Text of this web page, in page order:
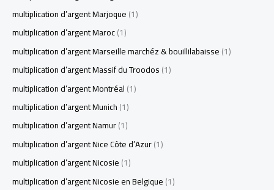
multiplication d’argent Marjoque(1)
multiplication d’argent Maroc(1)
multiplication d’argent Marseille marchéz & bouillilabaisse(1)
multiplication d’argent Massif du Troodos(1)
multiplication d’argent Montréal(1)
multiplication d’argent Munich(1)
multiplication d’argent Namur(1)
multiplication d’argent Nice Côte d’Azur(1)
multiplication d’argent Nicosie(1)
multiplication d’argent Nicosie en Belgique(1)